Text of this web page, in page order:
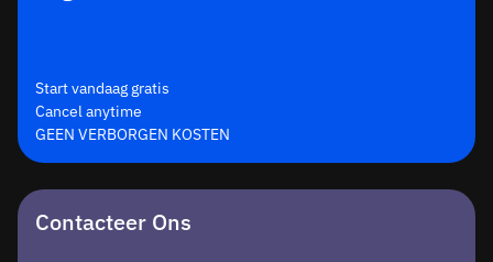
Start vandaag gratis
Cancel anytime
GEEN VERBORGEN KOSTEN
Contacteer Ons